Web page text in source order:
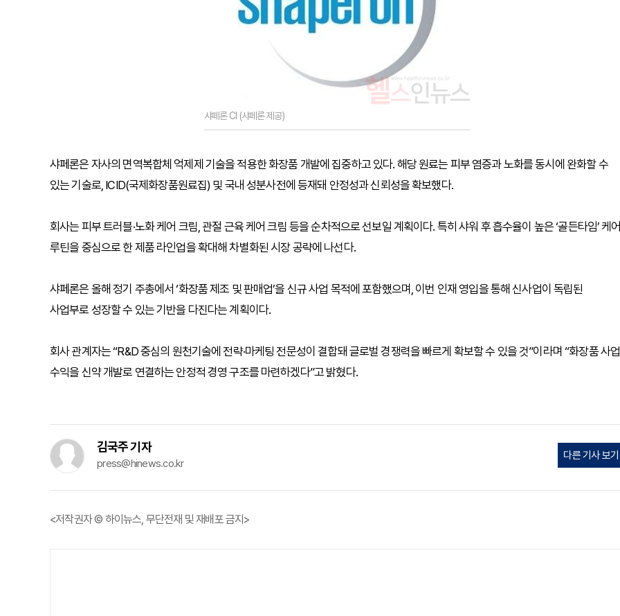
샤페론 CI (샤페론 제공)
샤페론은 자사의 면역복합체 억제제 기술을 적용한 화장품 개발에 집중하고 있다. 해당 원료는 피부 염증과 노화를 동시에 완화할 수
있는 기술로, ICID(국제화장품원료집) 및 국내 성분사전에 등재돼 안정성과 신뢰성을 확보했다.
회사는 피부 트러블·노화 케어 크림, 관절 근육 케어 크림 등을 순차적으로 선보일 계획이다. 특히 샤워 후 흡수율이 높은 ‘골든타임’ 케어
루틴을 중심으로 한 제품 라인업을 확대해 차별화된 시장 공략에 나선다.
샤페론은 올해 정기 주총에서 ‘화장품 제조 및 판매업’을 신규 사업 목적에 포함했으며, 이번 인재 영입을 통해 신사업이 독립된
사업부로 성장할 수 있는 기반을 다진다는 계획이다.
회사 관계자는 “R&D 중심의 원천기술에 전략·마케팅 전문성이 결합돼 글로벌 경쟁력을 빠르게 확보할 수 있을 것”이라며 “화장품 사업
수익을 신약 개발로 연결하는 안정적 경영 구조를 마련하겠다”고 밝혔다.
김국주 기자
press@hinews.co.kr
다른 기사 보기
<저작권자 © 하이뉴스, 무단전재 및 재배포 금지>